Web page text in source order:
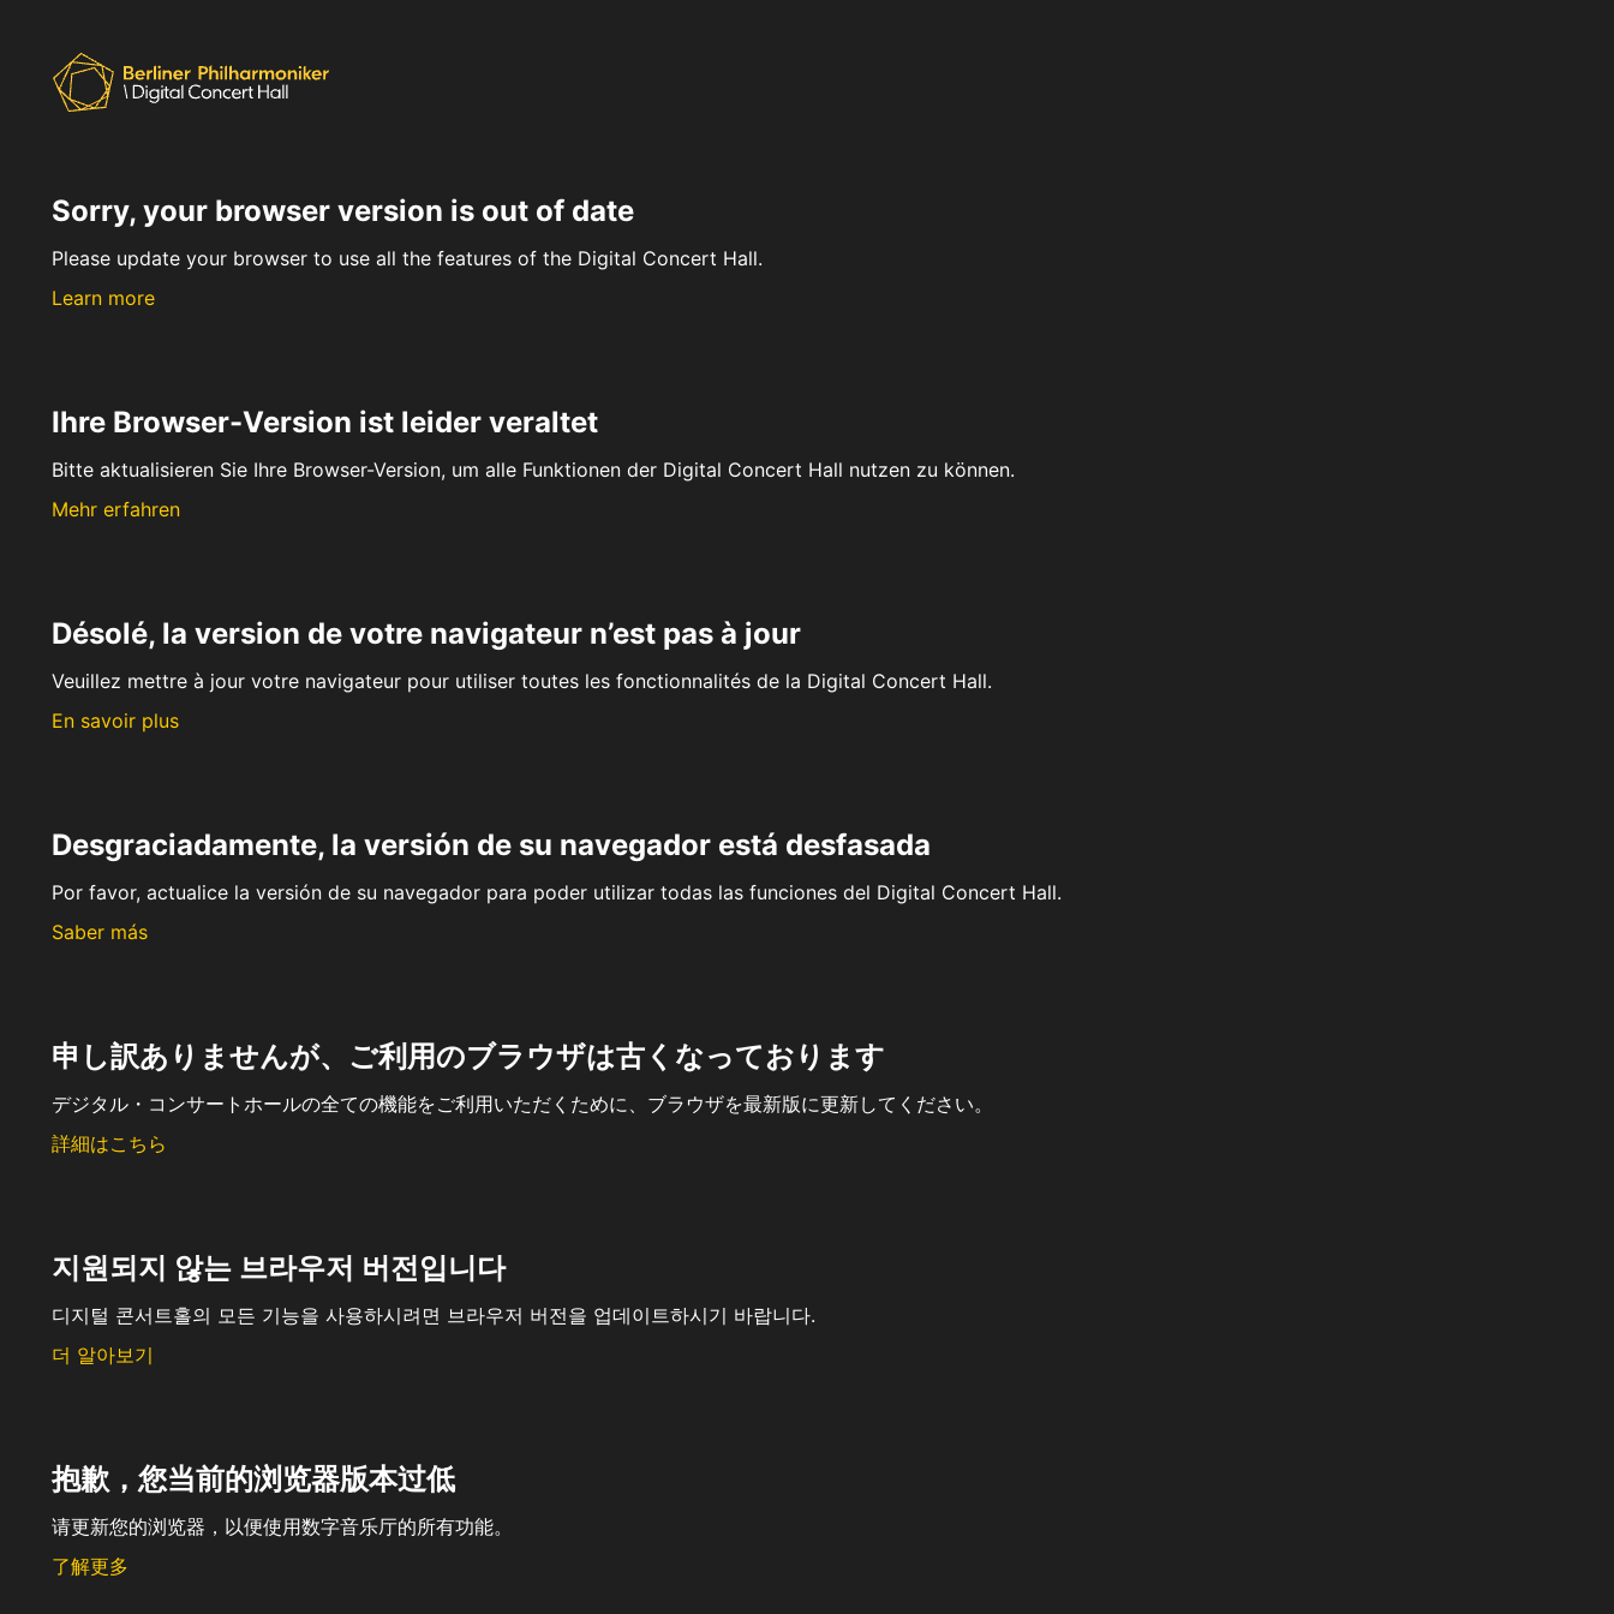
Sorry, your browser version is out of date
Please update your browser to use all the features of the Digital Concert Hall.
Learn more
Ihre Browser-Version ist leider veraltet
Bitte aktualisieren Sie Ihre Browser-Version, um alle Funktionen der Digital Concert Hall nutzen zu können.
Mehr erfahren
Désolé, la version de votre navigateur n’est pas à jour
Veuillez mettre à jour votre navigateur pour utiliser toutes les fonctionnalités de la Digital Concert Hall.
En savoir plus
Desgraciadamente, la versión de su navegador está desfasada
Por favor, actualice la versión de su navegador para poder utilizar todas las funciones del Digital Concert Hall.
Saber más
申し訳ありませんが、ご利用のブラウザは古くなっております
デジタル・コンサートホールの全ての機能をご利用いただくために、ブラウザを最新版に更新してください。
詳細はこちら
지원되지 않는 브라우저 버전입니다
디지털 콘서트홀의 모든 기능을 사용하시려면 브라우저 버전을 업데이트하시기 바랍니다.
더 알아보기
抱歉，您当前的浏览器版本过低
请更新您的浏览器，以便使用数字音乐厅的所有功能。
了解更多